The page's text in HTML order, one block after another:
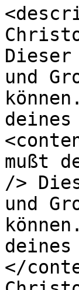
Dieser
und
mußt
/>
und
deines
</